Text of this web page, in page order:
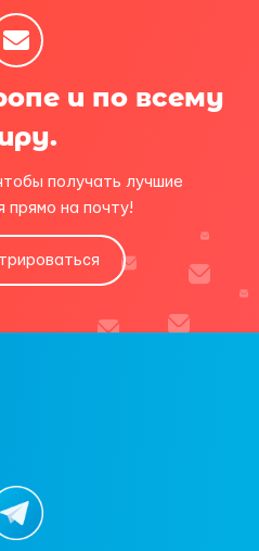
и по всему
получать лучшие
прямо на почту!